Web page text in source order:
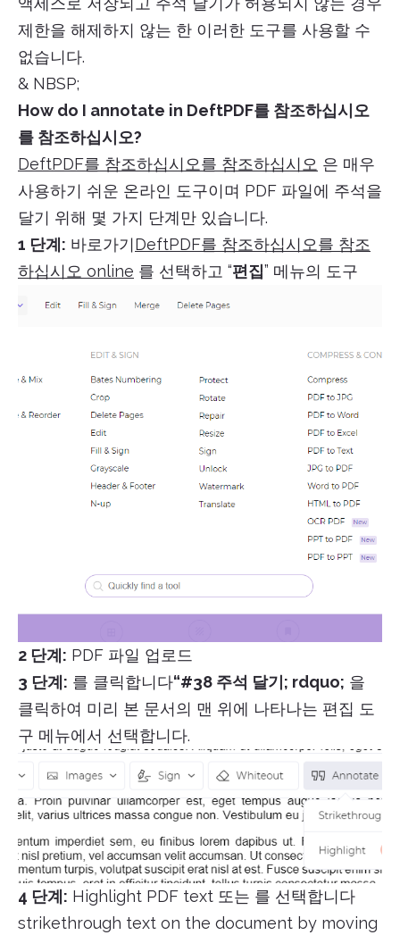
제한을 해제하지 않는 한 이러한 도구를 사용할 수
없습니다.
& NBSP;
How do I annotate in DeftPDF를 참조하십시오
를 참조하십시오?
DeftPDF를 참조하십시오를 참조하십시오 은 매우
사용하기 쉬운 온라인 도구이며 PDF 파일에 주석을
달기 위해 몇 가지 단계만 있습니다.
1 단계: 바로가기DeftPDF를 참조하십시오를 참조
하십시오 online 를 선택하고 “편집” 메뉴의 도구
2 단계: PDF 파일 업로드
3 단계: 를 클릭합니다“#38 주석 달기; rdquo; 을
클릭하여 미리 본 문서의 맨 위에 나타나는 편집 도
구 메뉴에서 선택합니다.
4 단계: Highlight PDF text 또는 를 선택합니다
strikethrough text on the document by moving